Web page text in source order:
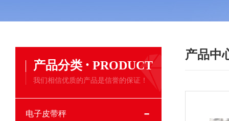
产品分类 · PRODUCT
我们相信优质的产品是信誉的保证！
电子皮带秤
产品中